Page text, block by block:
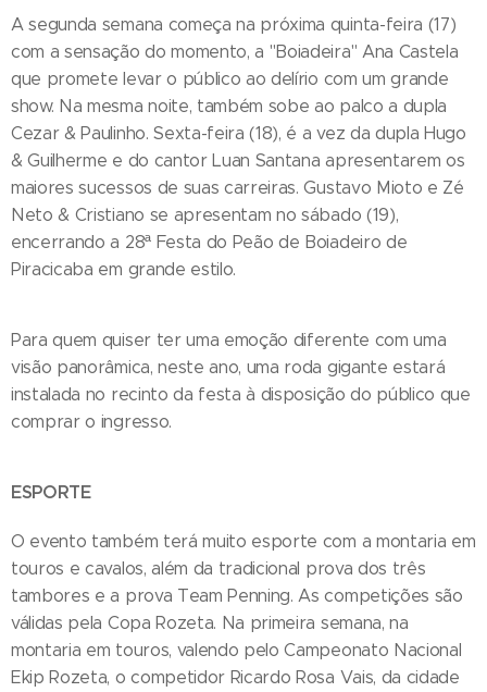
A segunda semana começa na próxima quinta-feira (17)
com a sensação do momento, a "Boiadeira" Ana Castela
que promete levar o público ao delírio com um grande
show. Na mesma noite, também sobe ao palco a dupla
Cezar & Paulinho. Sexta-feira (18), é a vez da dupla Hugo
& Guilherme e do cantor Luan Santana apresentarem os
maiores sucessos de suas carreiras. Gustavo Mioto e Zé
Neto & Cristiano se apresentam no sábado (19),
encerrando a 28ª Festa do Peão de Boiadeiro de
Piracicaba em grande estilo.
Para quem quiser ter uma emoção diferente com uma
visão panorâmica, neste ano, uma roda gigante estará
instalada no recinto da festa à disposição do público que
comprar o ingresso.
ESPORTE
O evento também terá muito esporte com a montaria em
touros e cavalos, além da tradicional prova dos três
tambores e a prova Team Penning. As competições são
válidas pela Copa Rozeta. Na primeira semana, na
montaria em touros, valendo pelo Campeonato Nacional
Ekip Rozeta, o competidor Ricardo Rosa Vais, da cidade